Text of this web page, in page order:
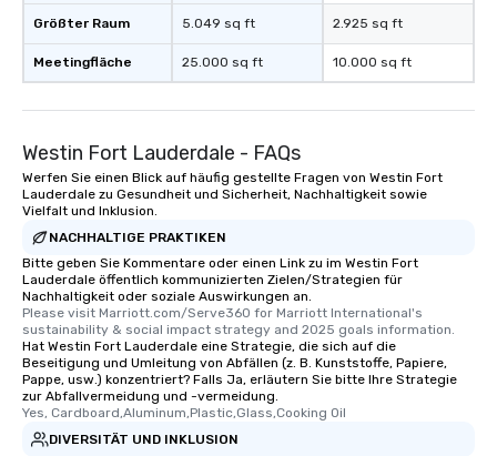
Größter Raum
Meetingfläche
5.049 sq ft
25.000 sq ft
2.925 sq ft
10.000 sq ft
Westin Fort Lauderdale - FAQs
Werfen Sie einen Blick auf häufig gestellte Fragen von Westin Fort
Lauderdale zu Gesundheit und Sicherheit, Nachhaltigkeit sowie
Vielfalt und Inklusion.
NACHHALTIGE PRAKTIKEN
Bitte geben Sie Kommentare oder einen Link zu im Westin Fort
Lauderdale öffentlich kommunizierten Zielen/Strategien für
Nachhaltigkeit oder soziale Auswirkungen an.
Please visit Marriott.com/Serve360 for Marriott International's
sustainability & social impact strategy and 2025 goals information.
Hat Westin Fort Lauderdale eine Strategie, die sich auf die
Beseitigung und Umleitung von Abfällen (z. B. Kunststoffe, Papiere,
Pappe, usw.) konzentriert? Falls Ja, erläutern Sie bitte Ihre Strategie
zur Abfallvermeidung und -vermeidung.
Yes, Cardboard,Aluminum,Plastic,Glass,Cooking Oil
DIVERSITÄT UND INKLUSION